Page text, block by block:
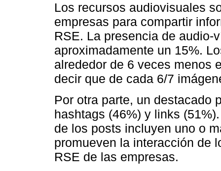
Los recursos audiovisuales
empresas para compartir
RSE. La presencia de
aproximadamente un 15%.
alrededor de 6 veces menos
decir que de cada 6/7
Por otra parte, un destacado
hashtags (46%) y links
de los posts incluyen uno o
promueven la interacción de
RSE de las empresas.